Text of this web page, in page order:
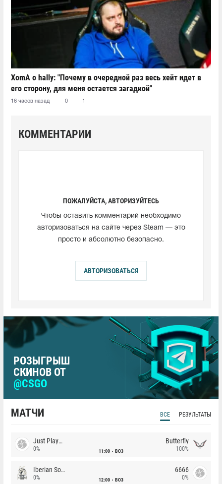
XomA о hally: "Почему в очередной раз весь хейт идет в
его сторону, для меня остается загадкой"
16 часов назад 0 1
КОММЕНТАРИИ
ПОЖАЛУЙСТА, АВТОРИЗУЙТЕСЬ
Чтобы оставить комментарий необходимо
авторизоваться на сайте через Steam — это
просто и абсолютно безопасно.
АВТОРИЗОВАТЬСЯ
РОЗЫГРЫШ
СКИНОВ ОТ
@CSGO
МАТЧИ ВСЕ РЕЗУЛЬТАТЫ
Just Players
0% 11:00 BO3
Butterfly
100%
Iberian Soul
0% 12:00 BO3
6666
0%